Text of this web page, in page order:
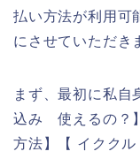
払い方法が利用可
にさせていただき
まず、最初に私自
込み 使えるの？
方法】【 イクク